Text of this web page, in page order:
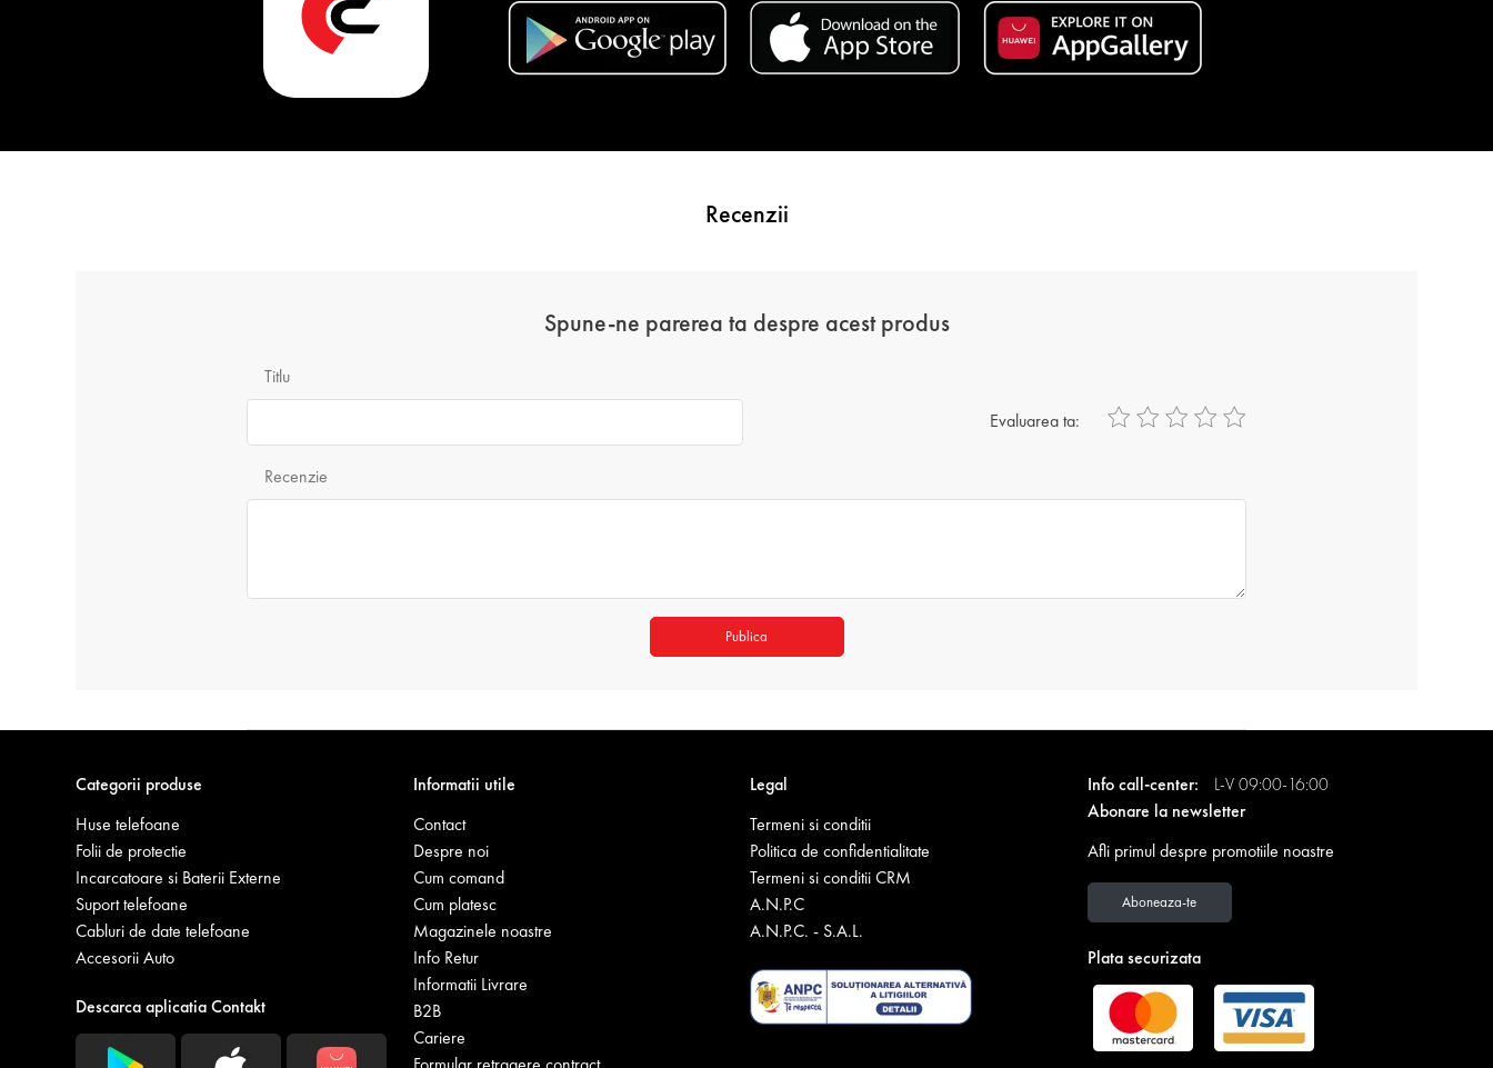
Recenzii
Spune-ne parerea ta despre acest produs
Titlu
Evaluarea ta:
Recenzie
Publica
Categorii produse
Huse telefoane
Folii de protectie
Incarcatoare si Baterii Externe
Suport telefoane
Cabluri de date telefoane
Accesorii Auto
Descarca aplicatia Contakt
Informatii utile
Contact
Despre noi
Cum comand
Cum platesc
Magazinele noastre
Info Retur
Informatii Livrare
B2B
Cariere
Legal
Termeni si conditii
Politica de confidentialitate
Termeni si conditii CRM
A.N.P.C
A.N.P.C. - S.A.L.
Info call-center:
L-V 09:00-16:00
Abonare la newsletter
Afli primul despre promotiile noastre
Aboneaza-te
Plata securizata